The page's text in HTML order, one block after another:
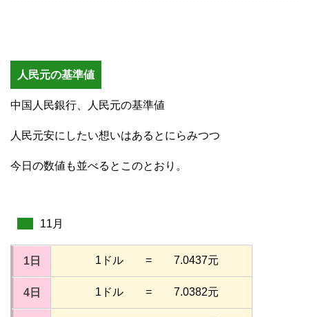
人民元の基準値
中国人民銀行、人民元の基準値
人民元安にしたい想いはあるとにらみつつ
今日の数値も並べるとこのとおり。
11月
1日 1ドル = 7.0437元
4日 1ドル = 7.0382元